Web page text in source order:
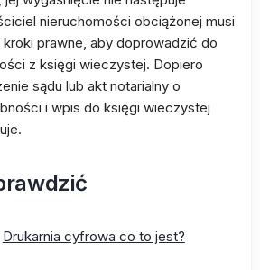
nieruchomości obciążonej musi
prawne, aby doprowadzić do
z księgi wieczystej. Dopiero
sądu lub akt notarialny o
i wpis do księgi wieczystej
Drukarnia cyfrowa co to jest?